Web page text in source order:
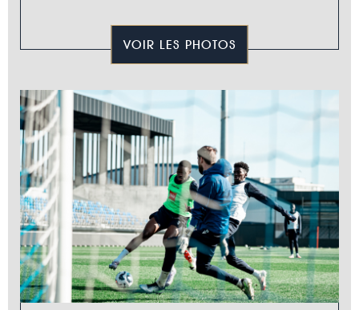
VOIR LES PHOTOS